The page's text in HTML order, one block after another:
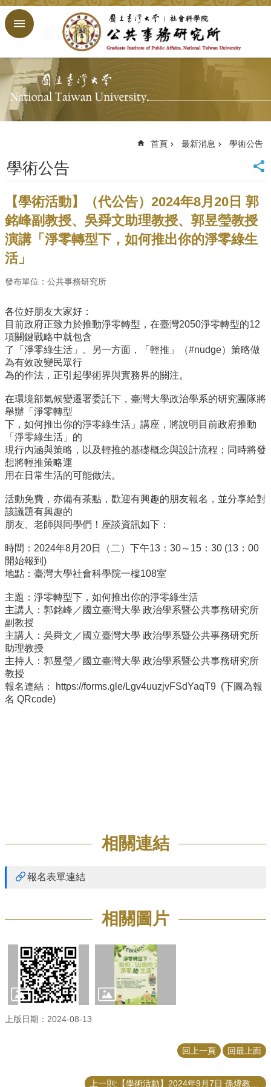
跳到主要內容區塊
搜
尋
回
首
頁
頁
站
導
覽
English
公
所
介
公
事
所
成
學
生
事
務
論
口
試
專
招
生
區
學
術
研
究
聯
絡
資
首頁 最新消息 學術公告
學術公告
【學術活動】（代公告）2024年8月20日 郭
銘峰副教授、吳舜文助理教授、郭昱瑩教授
演講「淨零轉型下，如何推出你的淨零綠生
活」
發布單位：公共事務研究所
各位好朋友大家好：
目前政府正致力於推動淨零轉型，在臺灣2050淨零轉型的12
項關鍵戰略中就包含
了「淨零綠生活」。另一方面，「輕推」（#nudge）策略做
為有效改變民眾行
為的作法，正引起學術界與實務界的關注。
在環境部氣候變遷署委託下，臺灣大學政治學系的研究團隊將
舉辦「淨零轉型
下，如何推出你的淨零綠生活」講座，將說明目前政府推動
「淨零綠生活」的
現行內涵與策略，以及輕推的基礎概念與設計流程；同時將發
想將輕推策略運
用在日常生活的可能做法。
活動免費，亦備有茶點，歡迎有興趣的朋友報名，並分享給對
該議題有興趣的
朋友、老師與同學們！座談資訊如下：
時間：2024年8月20日（二）下午13：30～15：30 (13：00
開始報到)
地點：臺灣大學社會科學院一樓108室
主題：淨零轉型下，如何推出你的淨零綠生活
主講人：郭銘峰／國立臺灣大學 政治學系暨公共事務研究所
副教授
主講人：吳舜文／國立臺灣大學 政治學系暨公共事務研究所
助理教授
主持人：郭昱瑩／國立臺灣大學 政治學系暨公共事務研究所
教授
報名連結： https://forms.gle/Lgv4uuzjvFSdYaqT9 (下圖為報
名 QRcode)
相關連結
報名表單連結
相關圖片
上版日期：2024-08-13
回上一頁 回最上面